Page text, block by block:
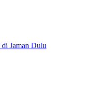
di Jaman Dulu